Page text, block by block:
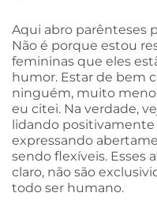
Aqui abro parênteses
Não é porque estou
femininas que eles
humor. Estar de bem
ninguém, muito
eu citei. Na verdade,
lidando positivamente
expressando
sendo flexíveis. Esses
claro, não são
todo ser humano.